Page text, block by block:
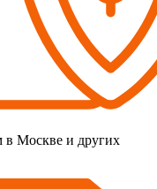
в Москве и других